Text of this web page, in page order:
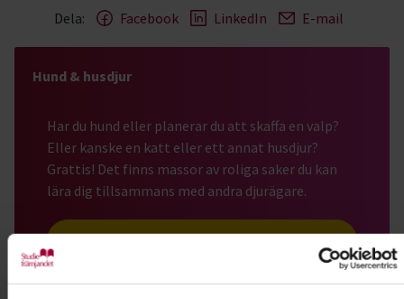
Dela: Facebook LinkedIn E-mail
Hund & husdjur
Har du hund eller planerar du att skaffa en valp?
Eller kanske en katt eller ett annat husdjur?
Grattis! Det finns massor av roliga saker du kan
lära dig tillsammans med andra djurägare.